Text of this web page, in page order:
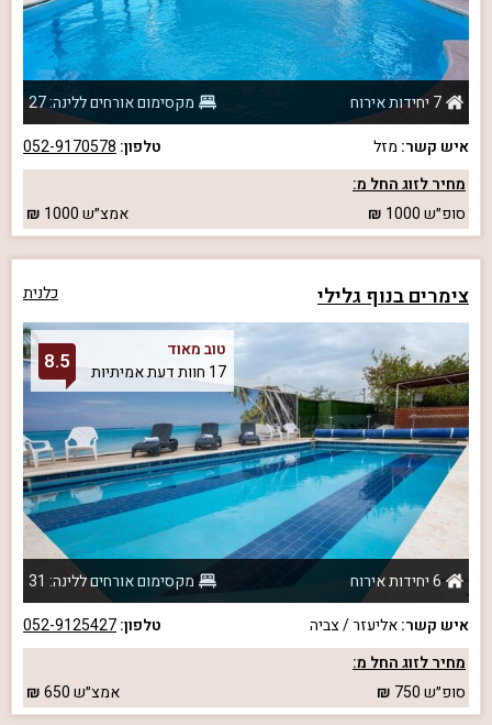
7 יחידות אירוח
מקסימום אורחים ללינה: 27
איש קשר: מזל טלפון: 052-9170578
מחיר לזוג החל מ:
סופ״ש1000 אמצ״ש1000
צימרים בנוף גלילי כלנית
טוב מאוד
17 חוות דעת אמיתיות
8.5
6 יחידות אירוח
מקסימום אורחים ללינה: 31
איש קשר:אליעזר / צביה טלפון:052-9125427
מחיר לזוג החל מ:
סופ״ש750 אמצ״ש650